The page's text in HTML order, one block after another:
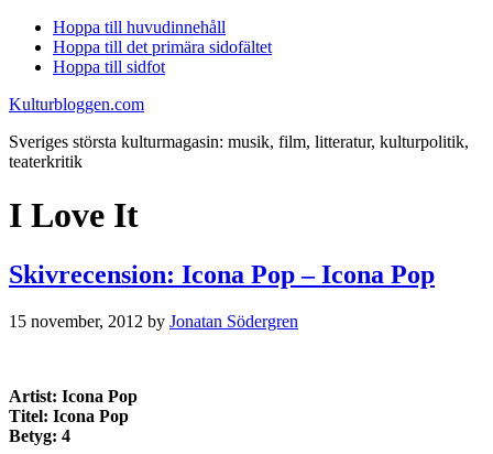
Hoppa till huvudinnehåll
Hoppa till det primära sidofältet
Hoppa till sidfot
Kulturbloggen.com
Sveriges största kulturmagasin: musik, film, litteratur, kulturpolitik,
teaterkritik
I Love It
Skivrecension: Icona Pop – Icona Pop
15 november, 2012 by Jonatan Södergren
Artist: Icona Pop
Titel: Icona Pop
Betyg: 4